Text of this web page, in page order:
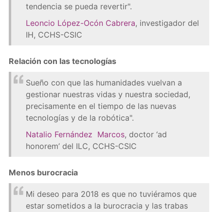
tendencia se pueda revertir".
Leoncio López-Ocón Cabrera, investigador del
IH, CCHS-CSIC
Relación con las tecnologías
Sueño con que las humanidades vuelvan a
gestionar nuestras vidas y nuestra sociedad,
precisamente en el tiempo de las nuevas
tecnologías y de la robótica".
Natalio Fernández Marcos, doctor ‘ad
honorem’ del ILC, CCHS-CSIC
Menos burocracia
Mi deseo para 2018 es que no tuviéramos que
estar sometidos a la burocracia y las trabas